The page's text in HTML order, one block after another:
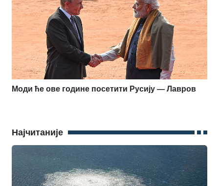
Моди ће ове године посетити Русију — Лавров
Најчитаније